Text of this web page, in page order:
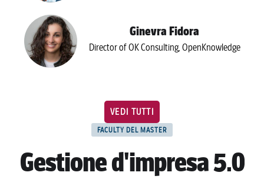
Ginevra Fidora
Director of OK Consulting, OpenKnowledge
VEDI TUTTI
FACULTY DEL MASTER
Gestione d'impresa 5.0